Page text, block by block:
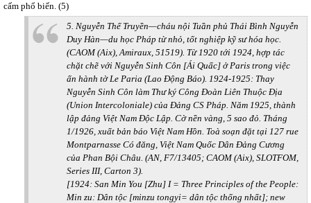
cấm phổ biến. (5)
5. Nguyễn Thế Truyền—cháu nội Tuần phủ Thái Bình Nguyễn
Duy Hàn—du học Pháp từ nhỏ, tốt nghiệp kỹ sư hóa học.
(CAOM (Aix), Amiraux, 51519). Từ 1920 tới 1924, hợp tác
chặt chẽ với Nguyễn Sinh Côn [Ái Quấc] ở Paris trong việc
ấn hành tờ Le Paria (Lao Động Báo). 1924-1925: Thay
Nguyễn Sinh Côn làm Thư ký Công Đoàn Liên Thuộc Địa
(Union Intercoloniale) của Đảng CS Pháp. Năm 1925, thành
lập đảng Việt Nam Độc Lập. Cờ nền vàng, 5 sao đỏ. Tháng
1/1926, xuất bản báo Việt Nam Hồn. Toà soạn đặt tại 127 rue
Montparnasse Có đăng, Việt Nam Quốc Dân Đảng Cương
của Phan Bội Châu. (AN, F7/13405; CAOM (Aix), SLOTFOM,
Series III, Carton 3).
[1924: San Min You [Zhu] I = Three Principles of the People:
Min zu: Dân tộc [minzu tongyi= dân tộc thống nhất]; new